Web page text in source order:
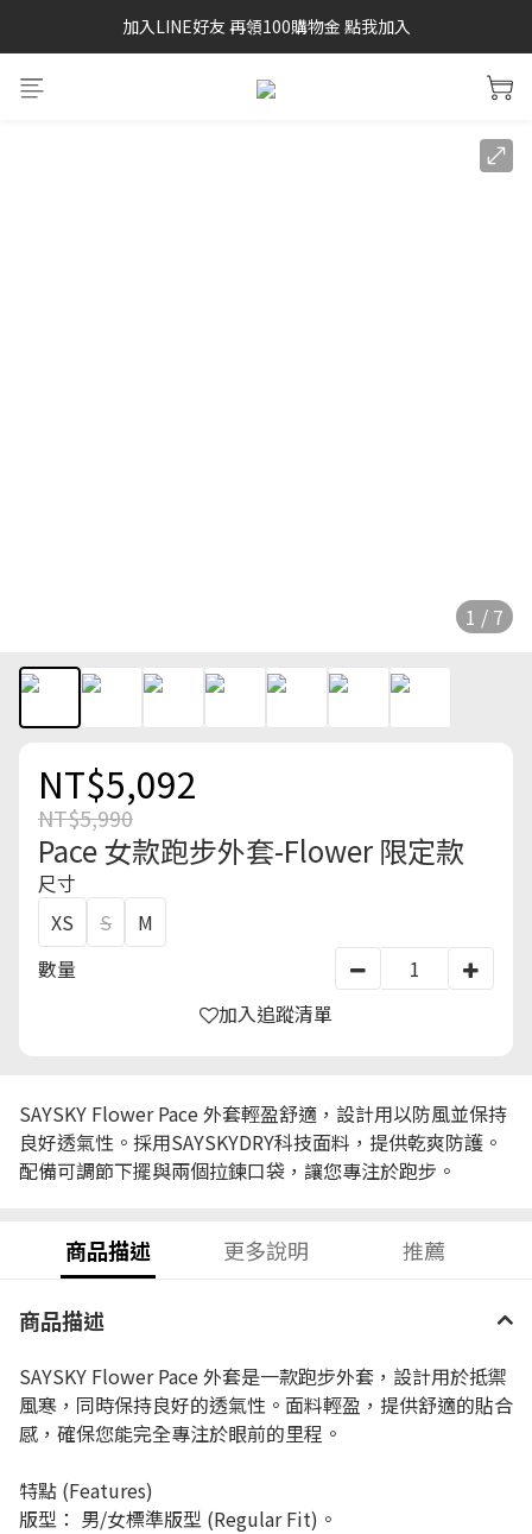
SAYSKY 26'春夏兩件85折
加入LINE好友 再領100購物金 點我加入
SAYSKY 26'春夏兩件85折
1 / 7
NT$5,092
NT$5,990
Pace 女款跑步外套-Flower 限定款
尺寸
XS
S
M
數量
加入追蹤清單
SAYSKY Flower Pace 外套輕盈舒適，設計用以防風並保持
良好透氣性。採用SAYSKYDRY科技面料，提供乾爽防護。
配備可調節下擺與兩個拉鍊口袋，讓您專注於跑步。
商品描述 更多說明 推薦
商品描述
SAYSKY Flower Pace 外套是一款跑步外套，設計用於抵禦
風寒，同時保持良好的透氣性。面料輕盈，提供舒適的貼合
感，確保您能完全專注於眼前的里程。
特點 (Features)
版型： 男/女標準版型 (Regular Fit)。